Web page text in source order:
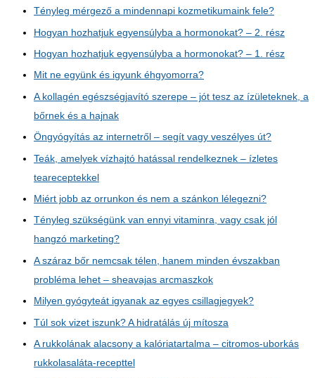
Tényleg mérgező a mindennapi kozmetikumaink fele?
Hogyan hozhatjuk egyensúlyba a hormonokat? – 2. rész
Hogyan hozhatjuk egyensúlyba a hormonokat? – 1. rész
Mit ne együnk és igyunk éhgyomorra?
A kollagén egészségjavító szerepe – jót tesz az ízületeknek, a
bőrnek és a hajnak
Öngyógyítás az internetről – segít vagy veszélyes út?
Teák, amelyek vízhajtó hatással rendelkeznek – ízletes
teareceptekkel
Miért jobb az orrunkon és nem a szánkon lélegezni?
Tényleg szükségünk van ennyi vitaminra, vagy csak jól
hangzó marketing?
A száraz bőr nemcsak télen, hanem minden évszakban
probléma lehet – sheavajas arcmaszkok
Milyen gyógyteát igyanak az egyes csillagjegyek?
Túl sok vizet iszunk? A hidratálás új mítosza
A rukkolának alacsony a kalóriatartalma – citromos-uborkás
rukkolasaláta-recepttel